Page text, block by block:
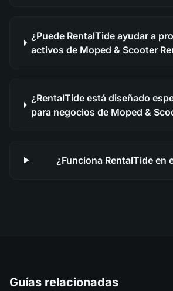
¿Puede RentalTide ayudar a
activos de Moped & Scooter
¿RentalTide está diseñado
para negocios de Moped &
¿Funciona RentalTide en
Guías relacionadas